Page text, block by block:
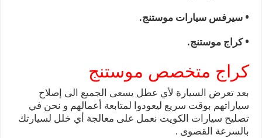
• سيرفس سيارات موستنج.
• كراج موستنج.
كراج متخصص موستنج
بعد تعرض السيارة لأي عطل يسعى الجميع الى إصلاح
سياراتهم بوقت سريع ليعودوا لمتابعة أعمالهم و نحن في
تصليح سيارات الكويت نعمل على معالجة أي خلل لسيارتك
بالسرعة القصوى .